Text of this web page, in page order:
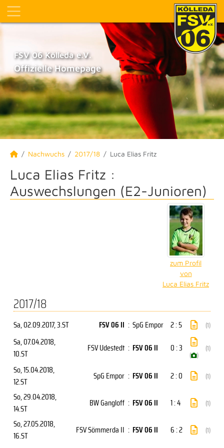
FSV 06 Kölleda e.V.
Offizielle Homepage
Nachwuchs 2017/18 Luca Elias Fritz
Luca Elias Fritz :
Auswechslungen (E2-Junioren)
zum Profil
von
Luca Elias Fritz
2017/18
Sa, 02.09.2017, 3.ST FSV 06 II : SpG Empor 2 : 5 (1)
Sa, 07.04.2018,
10.ST
FSV Udestedt : FSV 06 II 0 : 3
( )
(1)
So, 15.04.2018,
12.ST
SpG Empor : FSV 06 II 2 : 0 (1)
So, 29.04.2018,
14.ST
BW Gangloff : FSV 06 II 1 : 4 (1)
So, 27.05.2018,
16.ST
FSV Sömmerda II : FSV 06 II 6 : 2 (1)